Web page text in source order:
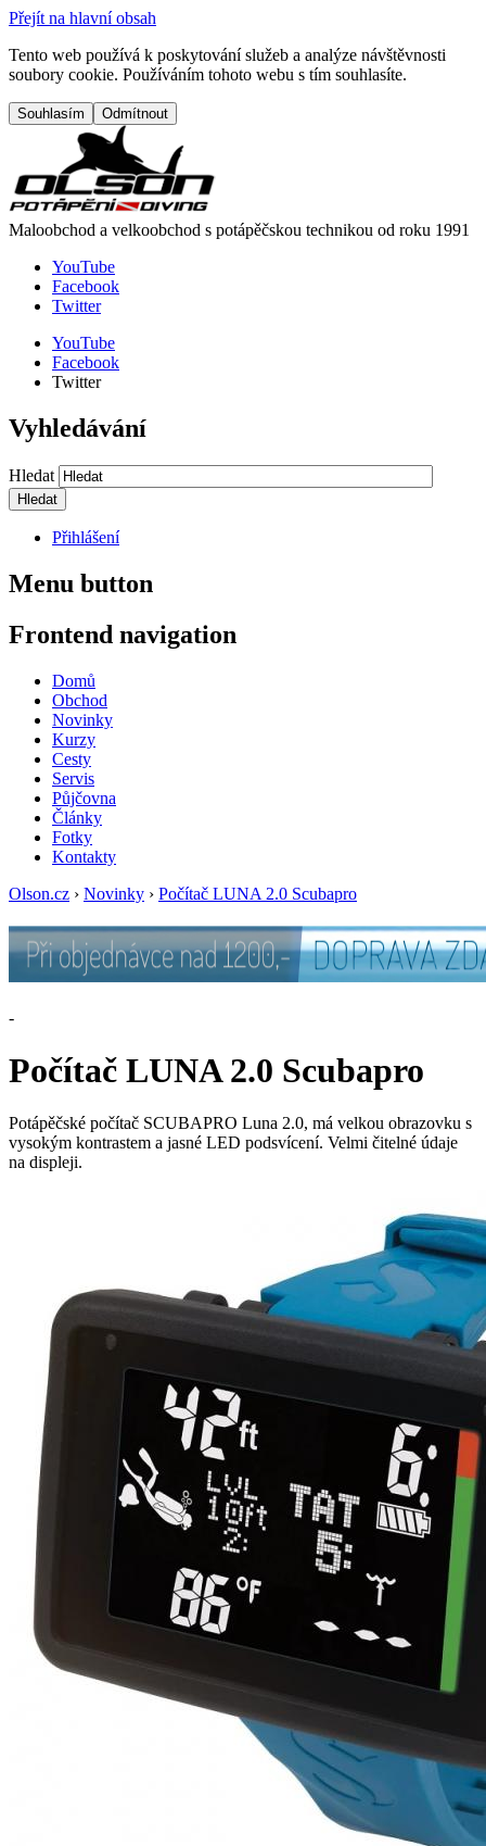
Přejít na hlavní obsah
Tento web používá k poskytování služeb a analýze návštěvnosti
soubory cookie. Používáním tohoto webu s tím souhlasíte.
Maloobchod a velkoobchod s potápěčskou technikou od roku 1991
YouTube
Facebook
Twitter
YouTube
Facebook
Twitter
Vyhledávání
Hledat
Přihlášení
Menu button
Frontend navigation
Domů
Obchod
Novinky
Kurzy
Cesty
Servis
Půjčovna
Články
Fotky
Kontakty
Olson.cz › Novinky › Počítač LUNA 2.0 Scubapro
-
Počítač LUNA 2.0 Scubapro
Potápěčské počítač SCUBAPRO Luna 2.0, má velkou obrazovku s
vysokým kontrastem a jasné LED podsvícení. Velmi čitelné údaje
na displeji.